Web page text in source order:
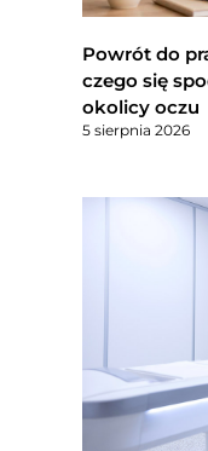
Powrót do
czego się
okolicy oczu
5 sierpnia 2026